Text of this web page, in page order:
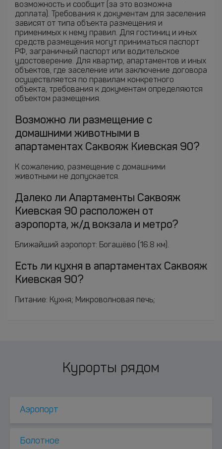
возможность и сообщит (за это возможна
доплата). Требования к документам для заселения
зависят от типа объекта размещения и
применимых к нему правил. Для гостиниц и иных
средств размещения могут приниматься паспорт
РФ, заграничный паспорт или водительское
удостоверение. Для квартир, апартаментов и иных
объектов, где заселение или заключение договора
осуществляется по правилам конкретного
объекта, требования к документам определяются
объектом размещения.
Возможно ли размещение с
домашними животными в
апартаментах Саквояж Киевская 90?
К сожалению, размещение с домашними
животными не допускается.
Далеко ли Апартаменты Саквояж
Киевская 90 расположен от
аэропорта, ж/д вокзала и метро?
Ближайший аэропорт: Богашёво (16.8 км).
Есть ли кухня в апартаментах Саквояж
Киевская 90?
Питание: Кухня; Микроволновая печь;
Курорты рядом
Аэропорт
Болотное